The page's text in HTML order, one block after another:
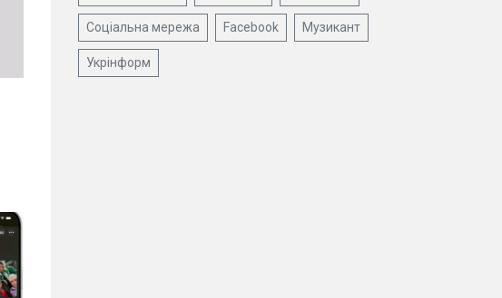
Соціальна мережа Facebook Музикант
Укрінформ